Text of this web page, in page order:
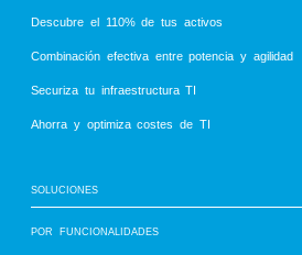
Descubre el 110% de tus activos
Combinación efectiva entre potencia y agilidad
Securiza tu infraestructura TI
Ahorra y optimiza costes de TI
SOLUCIONES
POR FUNCIONALIDADES